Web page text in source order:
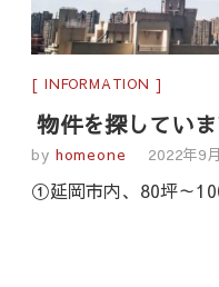
INFORMATION
物件を探していま
by homeone 2022年9
①延岡市内、80坪～